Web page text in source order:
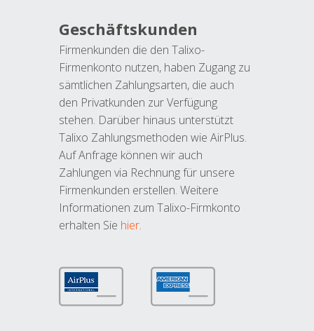
Geschäftskunden
Firmenkunden die den Talixo-
Firmenkonto nutzen, haben Zugang zu
sämtlichen Zahlungsarten, die auch
den Privatkunden zur Verfügung
stehen. Darüber hinaus unterstützt
Talixo Zahlungsmethoden wie AirPlus.
Auf Anfrage können wir auch
Zahlungen via Rechnung für unsere
Firmenkunden erstellen. Weitere
Informationen zum Talixo-Firmkonto
erhalten Sie hier.